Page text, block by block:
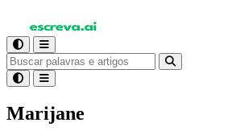
Marijane